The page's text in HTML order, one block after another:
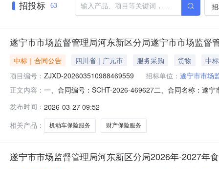
招投标 63
遂宁市市场监督管理局河东新区分局遂宁市市场监
中标｜合同公告 四川省｜广元市 服务采购 货物
中
项目编号： ZJXD-202603510988469559 招标单位： 遂宁市市场
正文内容： 一、合同编号：SCHT-2026-469627二、合同名称：遂
式：17877761199供应商(乙方)：锦泰财产保险股份有
发布时间： 2026-03-27 09:52
相关产品：
机动车保险服务 财产保险服务
遂宁市市场监督管理局河东新区分局2026年-2027年